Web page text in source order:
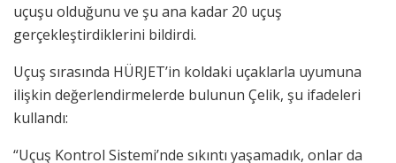
uçuşu olduğunu ve şu ana kadar 20 uçuş
gerçekleştirdiklerini bildirdi.
Uçuş sırasında HÜRJET’in koldaki uçaklarla uyumuna
ilişkin değerlendirmelerde bulunun Çelik, şu ifadeleri
kullandı:
“Uçuş Kontrol Sistemi’nde sıkıntı yaşamadık, onlar da